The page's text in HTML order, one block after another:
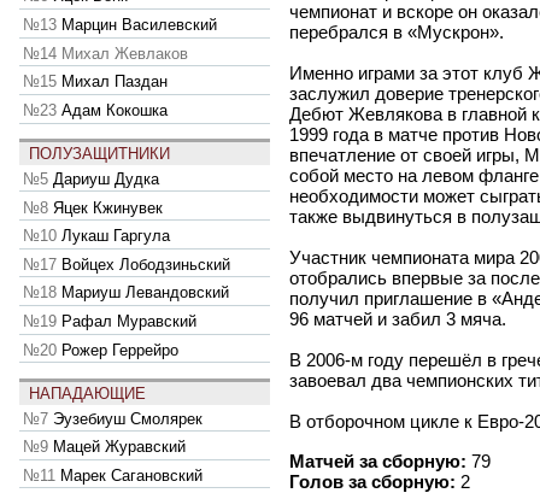
№13 Марцин Василевский
№14 Михал Жевлаков
№15 Михал Паздан
№23 Адам Кокошка
ПОЛУЗАЩИТНИКИ
№5 Дариуш Дудка
№8 Яцек Кжинувек
№10 Лукаш Гаргула
№17 Войцех Лободзиньский
№18 Мариуш Левандовский
№19 Рафал Муравский
№20 Рожер Геррейро
НАПАДАЮЩИЕ
№7 Эузебиуш Смолярек
№9 Мацей Журавский
№11 Марек Сагановский
чемпионат и вскоре он
перебрался в «Мускрон».
Именно играми за этот клуб
заслужил доверие
Дебют Жевлякова в главной
1999 года в матче против
впечатление от своей игры,
собой место на левом
необходимости может
также выдвинуться в
Участник чемпионата мира
отобрались впервые за
получил приглашение в
96 матчей и забил 3 мяча.
В 2006-м году перешёл в
завоевал два чемпионских
В отборочном цикле к Евро-
Матчей за сборную: 79
Голов за сборную: 2